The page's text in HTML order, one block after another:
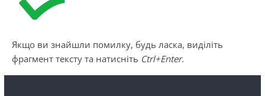
Якщо ви знайшли помилку, будь ласка, виділіть
фрагмент тексту та натисніть Ctrl+Enter.